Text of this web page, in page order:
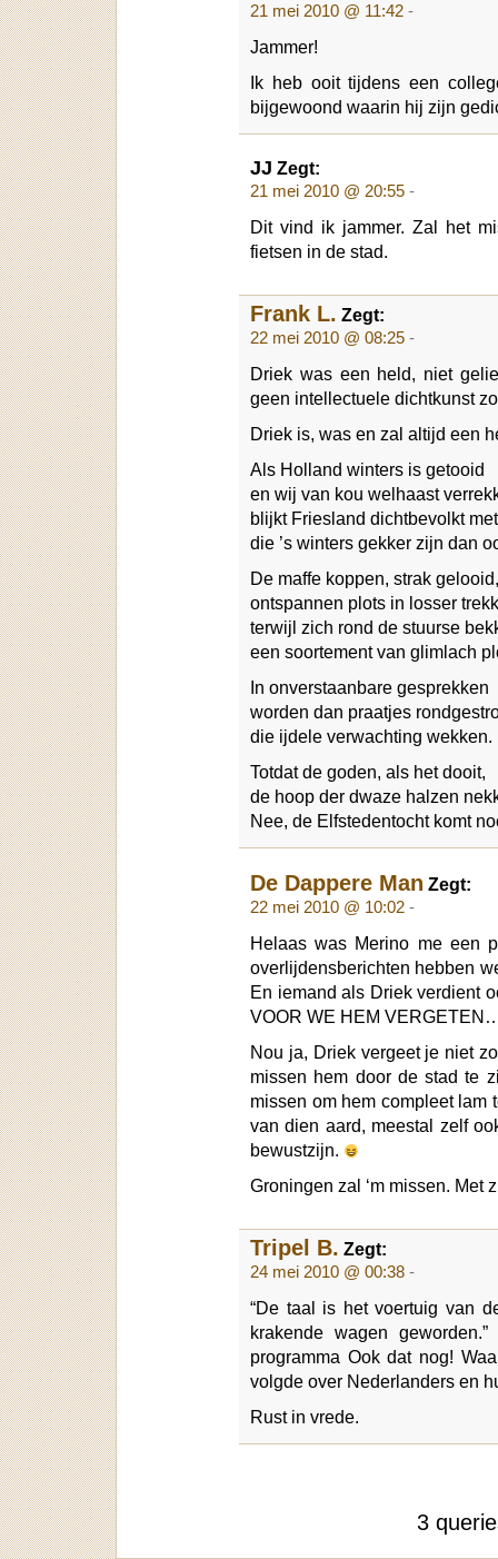
21 mei 2010 @ 11:42 -
Jammer!
Ik heb ooit tijdens een
bijgewoond waarin hij zijn
JJ Zegt:
21 mei 2010 @ 20:55 -
Dit vind ik jammer. Zal het
fietsen in de stad.
Frank L. Zegt:
22 mei 2010 @ 08:25 -
Driek was een held, niet
geen intellectuele dichtkunst
Driek is, was en zal altijd een
Als Holland winters is getooid
en wij van kou welhaast
blijkt Friesland dichtbevolkt
die ’s winters gekker zijn dan
De maffe koppen, strak gelooid,
ontspannen plots in losser
terwijl zich rond de stuurse
een soortement van glimlach
In onverstaanbare gesprekken
worden dan praatjes
die ijdele verwachting wekken.
Totdat de goden, als het dooit,
de hoop der dwaze halzen
Nee, de Elfstedentocht komt
De Dappere Man Zegt:
22 mei 2010 @ 10:02 -
Helaas was Merino me een
overlijdensberichten hebben
En iemand als Driek verdient
VOOR WE HEM
Nou ja, Driek vergeet je niet
missen hem door de stad te
missen om hem compleet lam
van dien aard, meestal zelf
bewustzijn.
Groningen zal ‘m missen. Met
Tripel B. Zegt:
24 mei 2010 @ 00:38 -
“De taal is het voertuig van
krakende wagen
programma Ook dat nog!
volgde over Nederlanders en
Rust in vrede.
3